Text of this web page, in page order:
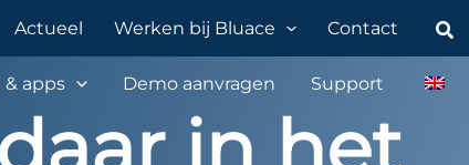
Actueel Werken bij Bluace Contact
apps Demo aanvragen Support